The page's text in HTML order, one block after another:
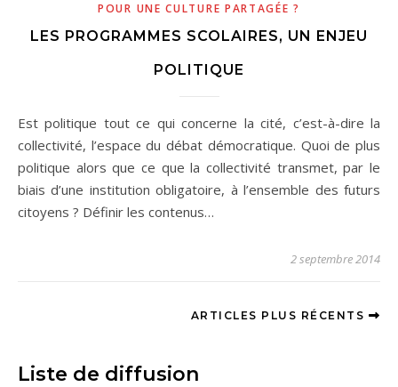
POUR UNE CULTURE PARTAGÉE ?
LES PROGRAMMES SCOLAIRES, UN ENJEU
POLITIQUE
Est politique tout ce qui concerne la cité, c’est-à-dire la
collectivité, l’espace du débat démocratique. Quoi de plus
politique alors que ce que la collectivité transmet, par le
biais d’une institution obligatoire, à l’ensemble des futurs
citoyens ? Définir les contenus…
2 septembre 2014
ARTICLES PLUS RÉCENTS
Liste de diffusion